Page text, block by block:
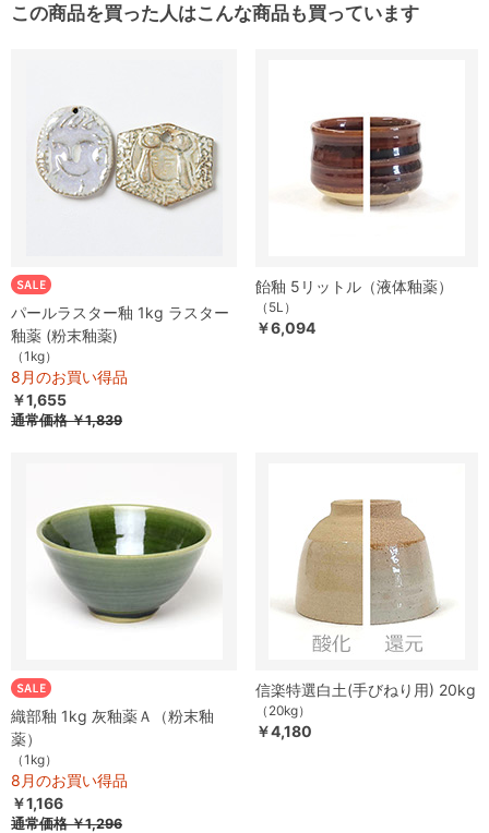
この商品を買った人はこんな商品も買っています
パールラスター釉 1kg ラスター
釉薬 (粉末釉薬)
（1kg）
8月のお買い得品
￥1,655
通常価格￥1,839
飴釉 5リットル（液体釉薬）
（5L）
￥6,094
織部釉 1kg 灰釉薬Ａ（粉末釉
薬）
（1kg）
8月のお買い得品
￥1,166
通常価格￥1,296
信楽特選白土(手びねり用) 20kg
（20kg）
￥4,180